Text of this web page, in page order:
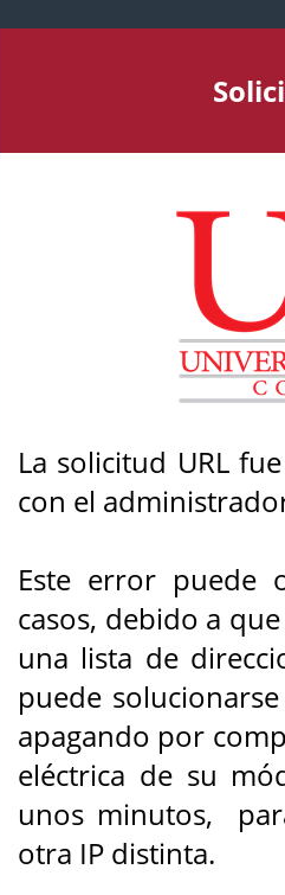
La solicitud URL
con el
Este error puede
casos, debido a
una lista de
puede
apagando por
eléctrica de su
unos minutos,
otra IP distinta.